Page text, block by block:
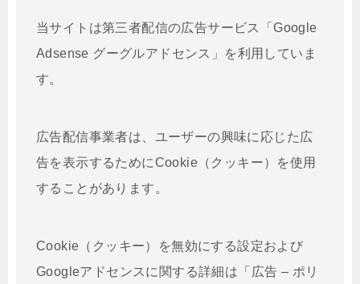
当サイトは第三者配信の広告サービス「Google
Adsense グーグルアドセンス」を利用していま
す。
広告配信事業者は、ユーザーの興味に応じた広
告を表示するためにCookie（クッキー）を使用
することがあります。
Cookie（クッキー）を無効にする設定および
Googleアドセンスに関する詳細は「広告 – ポリ